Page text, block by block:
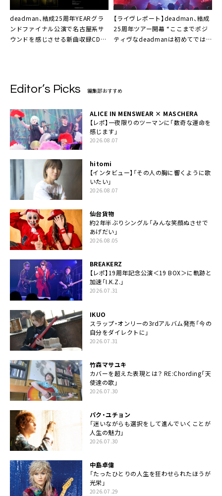
deadman、結成25周年YEARグラ
ンドファイナル公演で名古屋系サ
ウンドを感じさせる新曲収録CD配
【ライヴレポート】deadman、結成
25周年ツアー開幕 “ここまでポジ
ティヴなdeadmanは初めてでは
Editor’s Picks 編集部おすすめ
ALICE IN MENSWEAR × MASCHERA
【レポ】一夜限りのツーマンに「数奇な運命を
感じます」
2026.08.07
hitomi
【インタビュー】「その人の胸に響くように歌
いたい」
2026.08.07
仙台貨物
約2年半ぶりシングル「みんな笑顔ぬさせで
あげだい」
2026.08.05
BREAKERZ
【レポ】19周年記念公演＜19 BOX＞に軌跡と
加速「I.K.Z.」
2026.07.31
IKUO
スラップ・オンリーの3rdアルバム発売「今の
自分をダイレクトに」
2026.07.31
竹森マサユキ
カバーを超えた表現とは？ RE:Chording「天
使達の歌」
2026.07.30
パク・ユチョン
「迷いながらも選択をして進んでいくことが
人生の魅力」
2026.07.30
中島卓偉
「たったひとりの人生を狂わせられたほうが
光栄」
2026.07.29